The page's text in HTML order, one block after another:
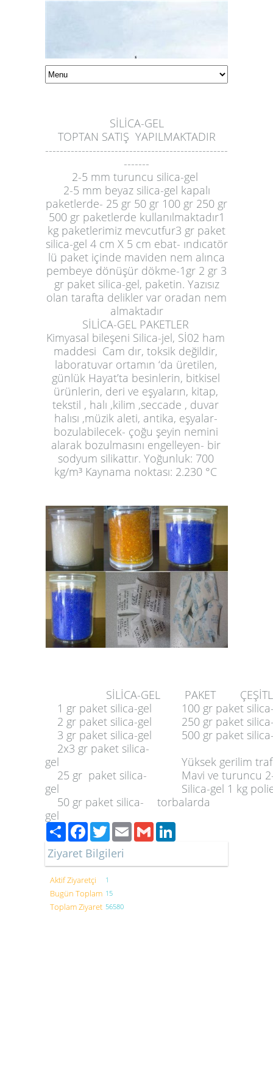
SİLİCA-GEL
TOPTAN SATIŞ YAPILMAKTADIR
--------------------------------------------------
-------
2-5 mm turuncu silica-gel
2-5 mm beyaz silica-gel kapalı
paketlerde- 25 gr 50 gr 100 gr 250 gr
500 gr paketlerde kullanılmaktadır1
kg paketlerimiz mevcutfur3 gr paket
silica-gel 4 cm X 5 cm ebat- ındıcatör
lü paket içinde maviden nem alınca
pembeye dönüşür dökme-1gr 2 gr 3
gr paket silica-gel, paketin. Yazısız
olan tarafta delikler var oradan nem
almaktadır
SİLİCA-GEL PAKETLER
Kimyasal bileşeni Silica-jel, Sİ02 ham
maddesi Cam dır, toksik değildir,
laboratuvar ortamın ‘da üretilen,
günlük Hayat’ta besinlerin, bitkisel
ürünlerin, deri ve eşyaların, kitap,
tekstil , halı ,kilim ,seccade , duvar
halısı ,müzik aleti, antika, eşyalar-
bozulabilecek- çoğu şeyin nemini
alarak bozulmasını engelleyen- bir
sodyum silikattır. Yoğunluk: 700
kg/m³ Kaynama noktası: 2.230 °C
SİLİCA-GEL PAKET
1 gr paket silica-gel
2 gr paket silica-gel
3 gr paket silica-gel
100 gr paket
250 gr paket
500 gr paket
2x3 gr paket silica-
gel
25 gr paket silica-
gel
50 gr paket silica-
gel
Yüksek gerilim
Mavi ve turuncu
Silica-gel 1 kg
torbalarda
PaylaşFacebook
TwitterEmailGmail
Ziyaret Bilgileri
Aktif Ziyaretçi 1
Bugün Toplam 15
Toplam Ziyaret 56580